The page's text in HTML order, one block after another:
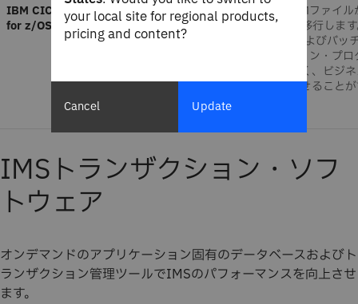
IBM CICS VSAM Transparency
for z/OS
貴重なデータをVSAMファイル
IBM Db2テーブルに移行しま
この移行は、CICSおよびバッ
VSAMアプリケーション・プ
ムを変更することなく、ビジ
要件に応じて進化させること
きます。
IMSトランザクション・ソフ
トウェア
オンデマンドのアプリケーション固有のデータベースおよびト
ランザクション管理ツールでIMSのパフォーマンスを向上させ
ます。
your local site for regional products,
pricing and content?
Cancel Update